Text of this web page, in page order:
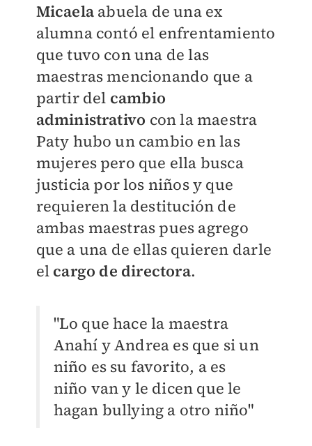
Micaelaabuela de una ex
alumna contó el enfrentamiento
que tuvo con una de las
maestras mencionando que a
partir del cambio
administrativo con la maestra
Paty hubo un cambio en las
mujeres pero que ella busca
justicia por los niños y que
requieren la destitución de
ambas maestras pues agrego
que a una de ellas quieren darle
el cargo de directora.
"Lo que hace la maestra
Anahí y Andrea es que si un
niño es su favorito, a es
niño van y le dicen que le
hagan bullying a otro niño"